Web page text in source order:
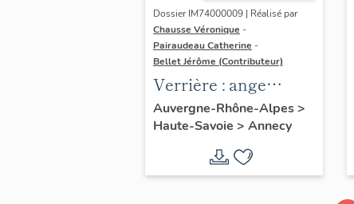
Dossier IM74000009 | Réalisé par
Chausse Véronique -
Pairaudeau Catherine -
Bellet Jérôme (Contributeur)
Verrière : ange
tenant la colonne de
la flagellation,
Amédée IX et
Yolande devant la
Auvergne-Rhône-Alpes>
Haute-Savoie > Annecy